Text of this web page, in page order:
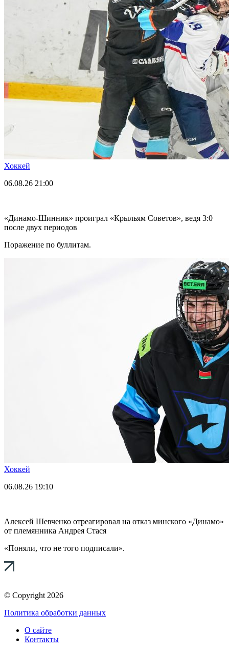
Хоккей
06.08.26 21:00
«Динамо-Шинник» проиграл «Крыльям Советов», ведя 3:0
после двух периодов
Поражение по буллитам.
Хоккей
06.08.26 19:10
Алексей Шевченко отреагировал на отказ минского «Динамо»
от племянника Андрея Стася
«Поняли, что не того подписали».
© Copyright 2026
Политика обработки данных
О сайте
Контакты